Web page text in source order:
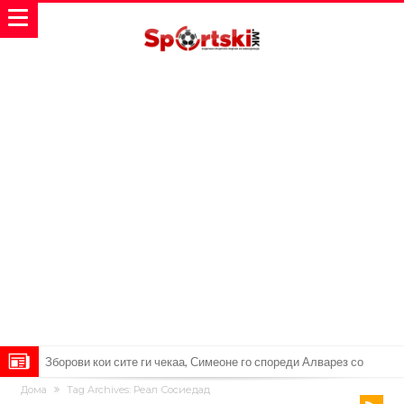
Зборови кои сите ги чекаа, Симеоне го спореди Алварез со
Гризман
Реал Мадрид ја прекинува потрагата по нов играч за врска
Дома Tag Archives: Реал Сосиедад